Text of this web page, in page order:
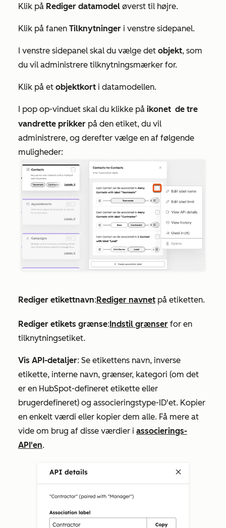
Klik på Rediger datamodel øverst til højre.
Klik på fanen Tilknytninger i venstre sidepanel.
I venstre sidepanel skal du vælge det objekt, som
du vil administrere tilknytningsmærker for.
Klik på et objektkort i datamodellen.
I pop op-vinduet skal du klikke på ikonet de tre
vandrette prikker på den etiket, du vil
administrere, og derefter vælge en af følgende
muligheder:
Rediger etikettnavn:Rediger navnet på etiketten.
Rediger etikets grænse:Indstil grænser for en
tilknytningsetiket.
Vis API-detaljer: Se etikettens navn, inverse
etikette, interne navn, grænser, kategori (om det
er en HubSpot-defineret etikette eller
brugerdefineret) og associeringstype-ID'et. Kopier
en enkelt værdi eller kopier dem alle. Få mere at
vide om brug af disse værdier i associerings-
API'en.